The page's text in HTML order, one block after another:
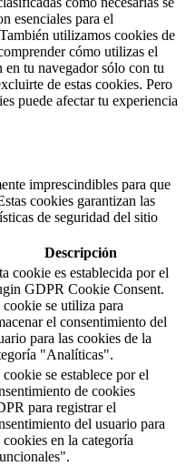
esenciales para el
utilizamos cookies de
cómo utilizas el
en tu navegador sólo con tu
de estas cookies. Pero
puede afectar tu experiencia
imprescindibles para que
cookies garantizan las
de seguridad del sitio
Descripción
cookie es establecida por el
GDPR Cookie Consent.
se utiliza para
el consentimiento del
para las cookies de la
"Analíticas".
se establece por el
de cookies
para registrar el
del usuario para
cookies en la categoría